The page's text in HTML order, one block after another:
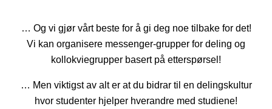
… Og vi gjør vårt beste for å gi deg noe tilbake for det!
Vi kan organisere messenger-grupper for deling og
kollokviegrupper basert på etterspørsel!
… Men viktigst av alt er at du bidrar til en delingskultur
hvor studenter hjelper hverandre med studiene!